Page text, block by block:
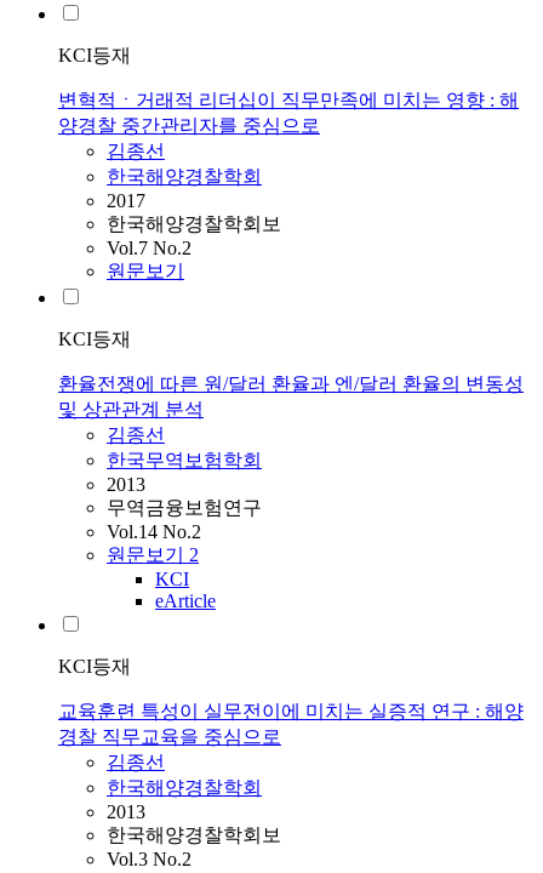
KCI등재
변혁적ㆍ거래적 리더십이 직무만족에 미치는 영향 : 해
양경찰 중간관리자를 중심으로
김종선
한국해양경찰학회
2017
한국해양경찰학회보
Vol.7 No.2
원문보기
KCI등재
환율전쟁에 따른 원/달러 환율과 엔/달러 환율의 변동성
및 상관관계 분석
김종선
한국무역보험학회
2013
무역금융보험연구
Vol.14 No.2
원문보기 2
KCI
eArticle
KCI등재
교육훈련 특성이 실무전이에 미치는 실증적 연구 : 해양
경찰 직무교육을 중심으로
김종선
한국해양경찰학회
2013
한국해양경찰학회보
Vol.3 No.2